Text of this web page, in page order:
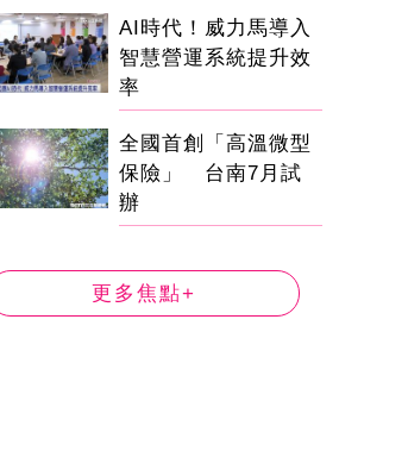
AI時代！威力馬導入
智慧營運系統提升效
率
全國首創「高溫微型
保險」 台南7月試
辦
更多焦點+